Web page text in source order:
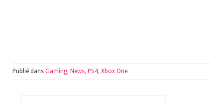
Publié dans Gaming, News, PS4, Xbox One